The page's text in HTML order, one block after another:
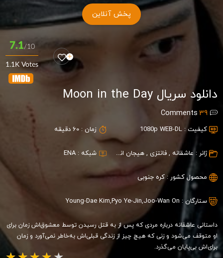
پخش آنلاین
7.1/10
1.1K Votes
دانلود سریال Moon in the Day
39
Comments
کیفیت : 1080p WEB-DL زمان : 60 دقیقه
ژانر : عاشقانه ,فانتزی ,هیجان انگیز شبکه : ENA
محصول کشور : کره جنوبی
ستارگان : Young-Dae Kim,Pyo Ye-Jin,Joo-Wan On
داستانی عاشقانه درباره مردی که پس از به قتل رسیدن توسط معشوق‌اش زمان برای
او متوقف می‌شود و زنی که هیچ چیز از زندگی قبلی‌اش به‌خاطر نمی‌آورد و زمان
برای‌اش بی‌پایان می‌گذرد.